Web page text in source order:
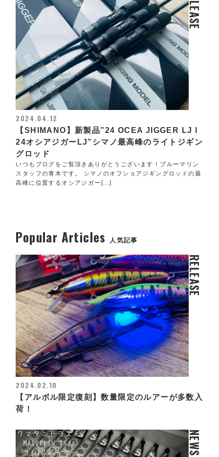
RELEASE
2024.04.12
【SHIMANO】新製品”24 OCEA JIGGER LJ l
24オシアジガーLJ”シマノ最高峰のライトジギン
グロッド
いつもブログをご覧頂きありがとうございます！ブルーマリン
スタッフの青木です。 シマノのオフショアジギングロッドの最
高峰に位置するオシアジガー[...]
Popular Articles 人気記事
RELEASE
2024.02.10
【アルボル限定復刻】数量限定のルアーが多数入
荷！
NEWS